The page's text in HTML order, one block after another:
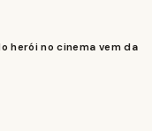
herói no cinema vem da